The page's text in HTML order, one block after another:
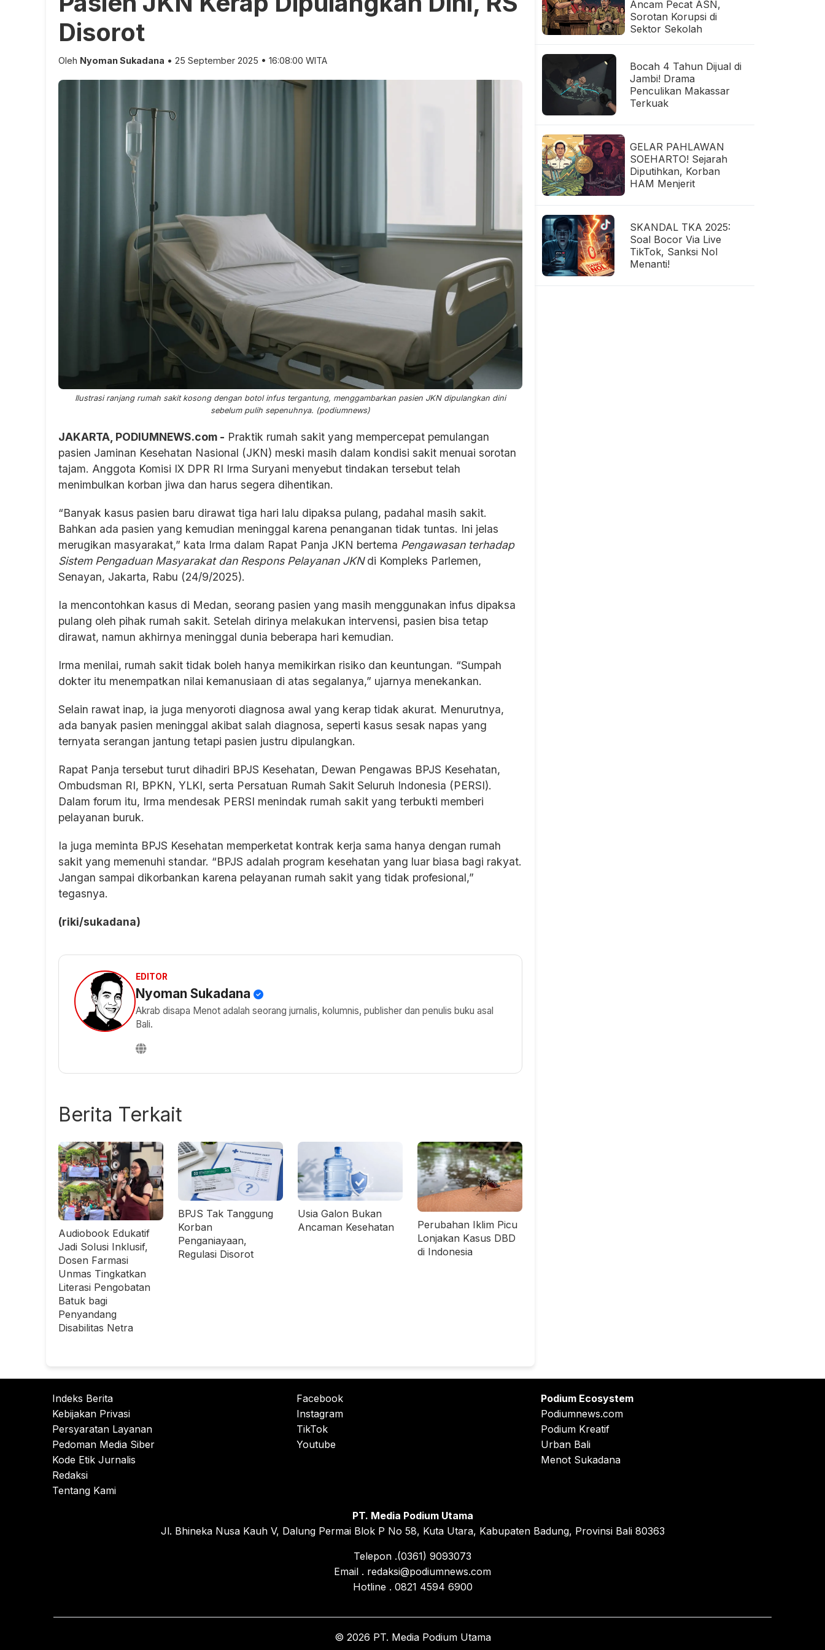
Disorot
Oleh Nyoman Sukadana • 25 September 2025 • 16:08:00 WITA
Ilustrasi ranjang rumah sakit kosong dengan botol infus tergantung, menggambarkan pasien JKN dipulangkan dini
sebelum pulih sepenuhnya. (podiumnews)
JAKARTA, PODIUMNEWS.com - Praktik rumah sakit yang mempercepat pemulangan
pasien Jaminan Kesehatan Nasional (JKN) meski masih dalam kondisi sakit menuai sorotan
tajam. Anggota Komisi IX DPR RI Irma Suryani menyebut tindakan tersebut telah
menimbulkan korban jiwa dan harus segera dihentikan.
“Banyak kasus pasien baru dirawat tiga hari lalu dipaksa pulang, padahal masih sakit.
Bahkan ada pasien yang kemudian meninggal karena penanganan tidak tuntas. Ini jelas
merugikan masyarakat,” kata Irma dalam Rapat Panja JKN bertema Pengawasan terhadap
Sistem Pengaduan Masyarakat dan Respons Pelayanan JKNdi Kompleks Parlemen,
Senayan, Jakarta, Rabu (24/9/2025).
Ia mencontohkan kasus di Medan, seorang pasien yang masih menggunakan infus dipaksa
pulang oleh pihak rumah sakit. Setelah dirinya melakukan intervensi, pasien bisa tetap
dirawat, namun akhirnya meninggal dunia beberapa hari kemudian.
Irma menilai, rumah sakit tidak boleh hanya memikirkan risiko dan keuntungan. “Sumpah
dokter itu menempatkan nilai kemanusiaan di atas segalanya,” ujarnya menekankan.
Selain rawat inap, ia juga menyoroti diagnosa awal yang kerap tidak akurat. Menurutnya,
ada banyak pasien meninggal akibat salah diagnosa, seperti kasus sesak napas yang
ternyata serangan jantung tetapi pasien justru dipulangkan.
Rapat Panja tersebut turut dihadiri BPJS Kesehatan, Dewan Pengawas BPJS Kesehatan,
Ombudsman RI, BPKN, YLKI, serta Persatuan Rumah Sakit Seluruh Indonesia (PERSI).
Dalam forum itu, Irma mendesak PERSI menindak rumah sakit yang terbukti memberi
pelayanan buruk.
Ia juga meminta BPJS Kesehatan memperketat kontrak kerja sama hanya dengan rumah
sakit yang memenuhi standar. “BPJS adalah program kesehatan yang luar biasa bagi rakyat.
Jangan sampai dikorbankan karena pelayanan rumah sakit yang tidak profesional,”
tegasnya.
(riki/sukadana)
EDITOR
Nyoman Sukadana
Akrab disapa Menot adalah seorang jurnalis, kolumnis, publisher dan penulis buku asal
Bali.
Berita Terkait
Audiobook Edukatif
Jadi Solusi Inklusif,
Dosen Farmasi
Unmas Tingkatkan
Literasi Pengobatan
Batuk bagi
Penyandang
Disabilitas Netra
BPJS Tak Tanggung
Korban
Penganiayaan,
Regulasi Disorot
Usia Galon Bukan
Ancaman Kesehatan
Perubahan Iklim Picu
Lonjakan Kasus DBD
di Indonesia
Ancam Pecat ASN,
Sorotan Korupsi di
Sektor Sekolah
Bocah 4 Tahun Dijual di
Jambi! Drama
Penculikan Makassar
Terkuak
GELAR PAHLAWAN
SOEHARTO! Sejarah
Diputihkan, Korban
HAM Menjerit
SKANDAL TKA 2025:
Soal Bocor Via Live
TikTok, Sanksi Nol
Menanti!
Indeks Berita
Kebijakan Privasi
Persyaratan Layanan
Pedoman Media Siber
Kode Etik Jurnalis
Redaksi
Tentang Kami
Facebook
Instagram
TikTok
Youtube
Podium Ecosystem
Podiumnews.com
Podium Kreatif
Urban Bali
Menot Sukadana
PT. Media Podium Utama
Jl. Bhineka Nusa Kauh V, Dalung Permai Blok P No 58, Kuta Utara, Kabupaten Badung, Provinsi Bali 80363
Telepon .(0361) 9093073
Email . redaksi@podiumnews.com
Hotline . 0821 4594 6900
© 2026 PT. Media Podium Utama